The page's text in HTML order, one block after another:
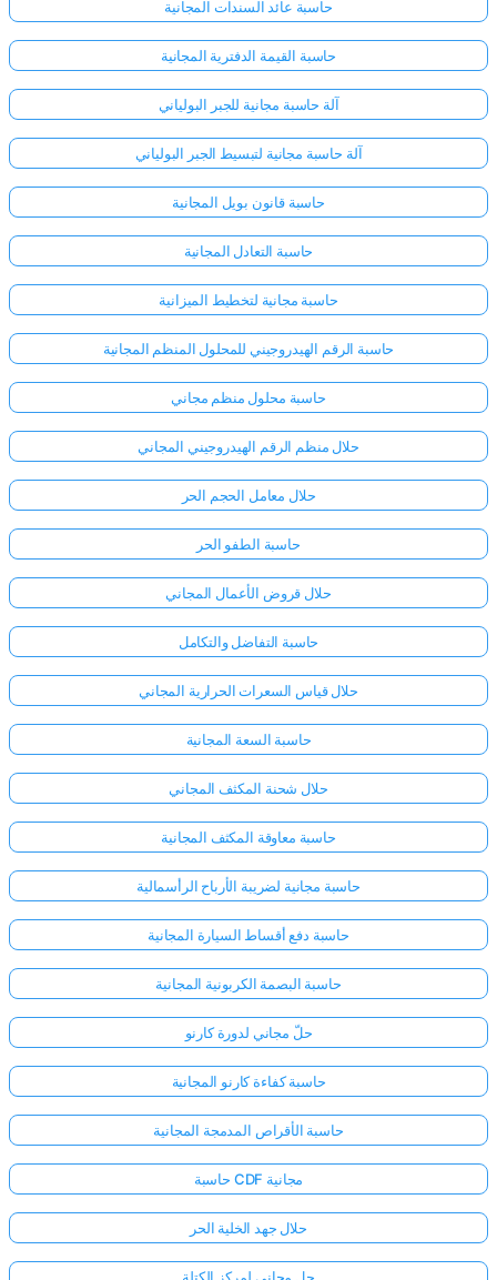
توجد
أسئلة
بعد
سؤالك
حاسبة عائد السندات المجانية
حاسبة القيمة الدفترية المجانية
آلة حاسبة مجانية للجبر البولياني
آلة حاسبة مجانية لتبسيط الجبر البولياني
حاسبة قانون بويل المجانية
حاسبة التعادل المجانية
حاسبة مجانية لتخطيط الميزانية
حاسبة الرقم الهيدروجيني للمحلول المنظم المجانية
حاسبة محلول منظم مجاني
حلال منظم الرقم الهيدروجيني المجاني
حلال معامل الحجم الحر
حاسبة الطفو الحر
حلال قروض الأعمال المجاني
حاسبة التفاضل والتكامل
حلال قياس السعرات الحرارية المجاني
حاسبة السعة المجانية
حلال شحنة المكثف المجاني
حاسبة معاوقة المكثف المجانية
حاسبة مجانية لضريبة الأرباح الرأسمالية
حاسبة دفع أقساط السيارة المجانية
حاسبة البصمة الكربونية المجانية
حلّ مجاني لدورة كارنو
حاسبة كفاءة كارنو المجانية
حاسبة الأقراص المدمجة المجانية
حاسبة CDF مجانية
حلال جهد الخلية الحر
حل مجاني لمركز الكتلة